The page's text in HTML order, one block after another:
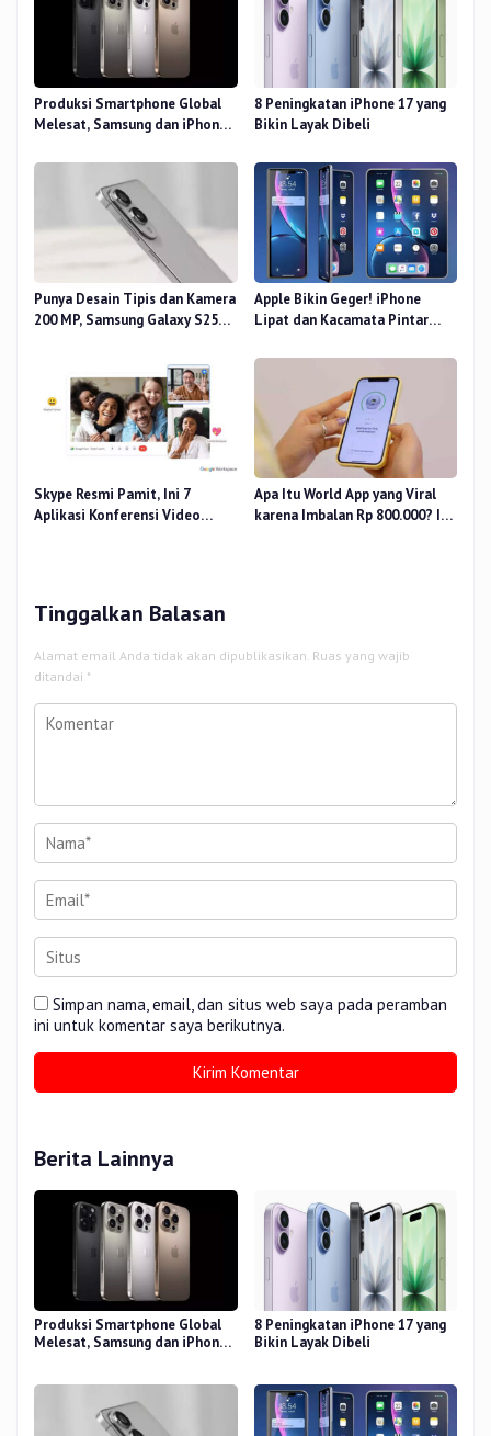
Produksi Smartphone Global
Melesat, Samsung dan iPhone
8 Peningkatan iPhone 17 yang
Bikin Layak Dibeli
Punya Desain Tipis dan Kamera
200 MP, Samsung Galaxy S25
Apple Bikin Geger! iPhone
Lipat dan Kacamata Pintar
Skype Resmi Pamit, Ini 7
Aplikasi Konferensi Video
Apa Itu World App yang Viral
karena Imbalan Rp 800.000? Ini
Tinggalkan Balasan
Alamat email Anda tidak akan dipublikasikan. Ruas yang wajib
ditandai *
Simpan nama, email, dan situs web saya pada peramban
ini untuk komentar saya berikutnya.
Berita Lainnya
Produksi Smartphone Global
Melesat, Samsung dan iPhone
8 Peningkatan iPhone 17 yang
Bikin Layak Dibeli